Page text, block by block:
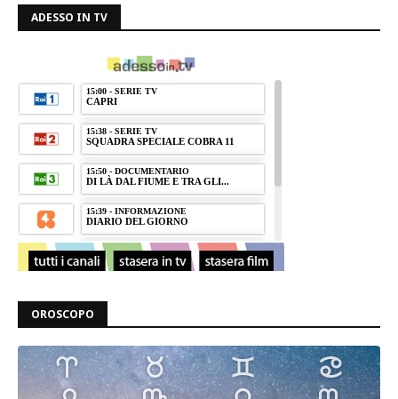
ADESSO IN TV
OROSCOPO